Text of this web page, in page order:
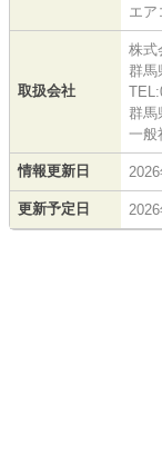
エア
取扱会社
株式
群馬
群馬
一般
情報更新日
更新予定日